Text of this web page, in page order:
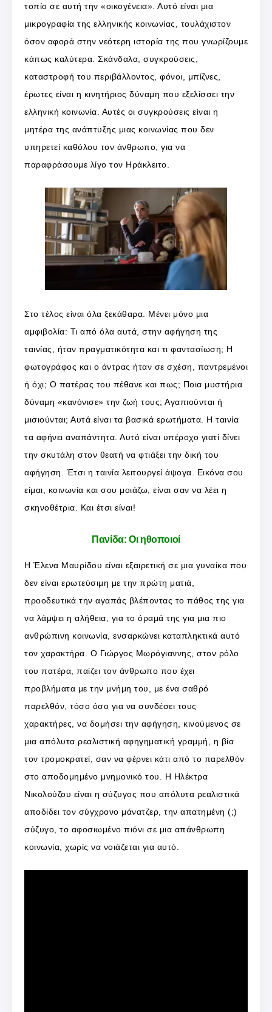
τοπίο σε αυτή την «οικογένεια». Αυτό είναι μια
μικρογραφία της ελληνικής κοινωνίας, τουλάχιστον
όσον αφορά στην νεότερη ιστορία της που γνωρίζουμε
κάπως καλύτερα. Σκάνδαλα, συγκρούσεις,
καταστροφή του περιβάλλοντος, φόνοι, μπίζνες,
έρωτες είναι η κινητήριος δύναμη που εξελίσσει την
ελληνική κοινωνία. Αυτές οι συγκρούσεις είναι η
μητέρα της ανάπτυξης μιας κοινωνίας που δεν
υπηρετεί καθόλου τον άνθρωπο, για να
παραφράσουμε λίγο τον Ηράκλειτο.
Στο τέλος είναι όλα ξεκάθαρα. Μένει μόνο μια
αμφιβολία: Τι από όλα αυτά, στην αφήγηση της
ταινίας, ήταν πραγματικότητα και τι φαντασίωση; Η
φωτογράφος και ο άντρας ήταν σε σχέση, παντρεμένοι
ή όχι; Ο πατέρας του πέθανε και πως; Ποια μυστήρια
δύναμη «κανόνισε» την ζωή τους; Αγαπιούνται ή
μισιούνται; Αυτά είναι τα βασικά ερωτήματα. Η ταινία
τα αφήνει αναπάντητα. Αυτό είναι υπέροχο γιατί δίνει
την σκυτάλη στον θεατή να φτιάξει την δική του
αφήγηση. Έτσι η ταινία λειτουργεί άψογα. Εικόνα σου
είμαι, κοινωνία και σου μοιάζω, είναι σαν να λέει η
σκηνοθέτρια. Και έτσι είναι!
Πανίδα: Οι ηθοποιοί
Η Έλενα Μαυρίδου είναι εξαιρετική σε μια γυναίκα που
δεν είναι ερωτεύσιμη με την πρώτη ματιά,
προοδευτικά την αγαπάς βλέποντας το πάθος της για
να λάμψει η αλήθεια, για το όραμά της για μια πιο
ανθρώπινη κοινωνία, ενσαρκώνει καταπληκτικά αυτό
τον χαρακτήρα. Ο Γιώργος Μωρόγιαννης, στον ρόλο
του πατέρα, παίζει τον άνθρωπο που έχει
προβλήματα με την μνήμη του, με ένα σαθρό
παρελθόν, τόσο όσο για να συνδέσει τους
χαρακτήρες, να δομήσει την αφήγηση, κινούμενος σε
μια απόλυτα ρεαλιστική αφηγηματική γραμμή, η βία
τον τρομοκρατεί, σαν να φέρνει κάτι από το παρελθόν
στο αποδομημένο μνημονικό του. Η Ηλέκτρα
Νικολούζου είναι η σύζυγος που απόλυτα ρεαλιστικά
αποδίδει τον σύγχρονο μάνατζερ, την απατημένη (;)
σύζυγο, το αφοσιωμένο πιόνι σε μια απάνθρωπη
κοινωνία, χωρίς να νοιάζεται για αυτό.